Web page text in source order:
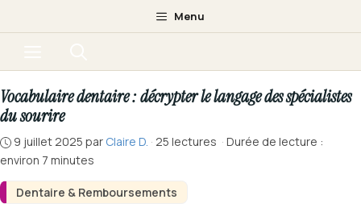
au
Menu
Dentaire & Remboursements
Vocabulaire dentaire : décrypter le langage des spécialistes
du sourire
9 juillet 2025 par Claire D. · 25 lectures · Durée de lecture :
environ 7 minutes